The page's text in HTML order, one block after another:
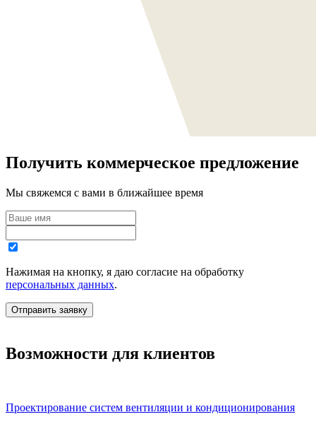
Получить коммерческое предложение
Мы свяжемся с вами в ближайшее время
Нажимая на кнопку, я даю согласие на обработку
персональных данных.
Возможности для клиентов
Проектирование систем вентиляции и кондиционирования